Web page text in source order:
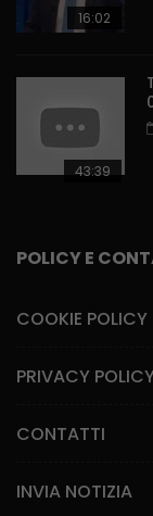
16:02
43:39
POLICY E
COOKIE
PRIVACY
CONTATTI
INVIA NOTIZIA